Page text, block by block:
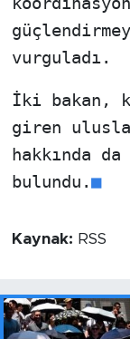
vurguladı.
İki bakan,
giren
hakkında
bulundu.■
Kaynak: RSS